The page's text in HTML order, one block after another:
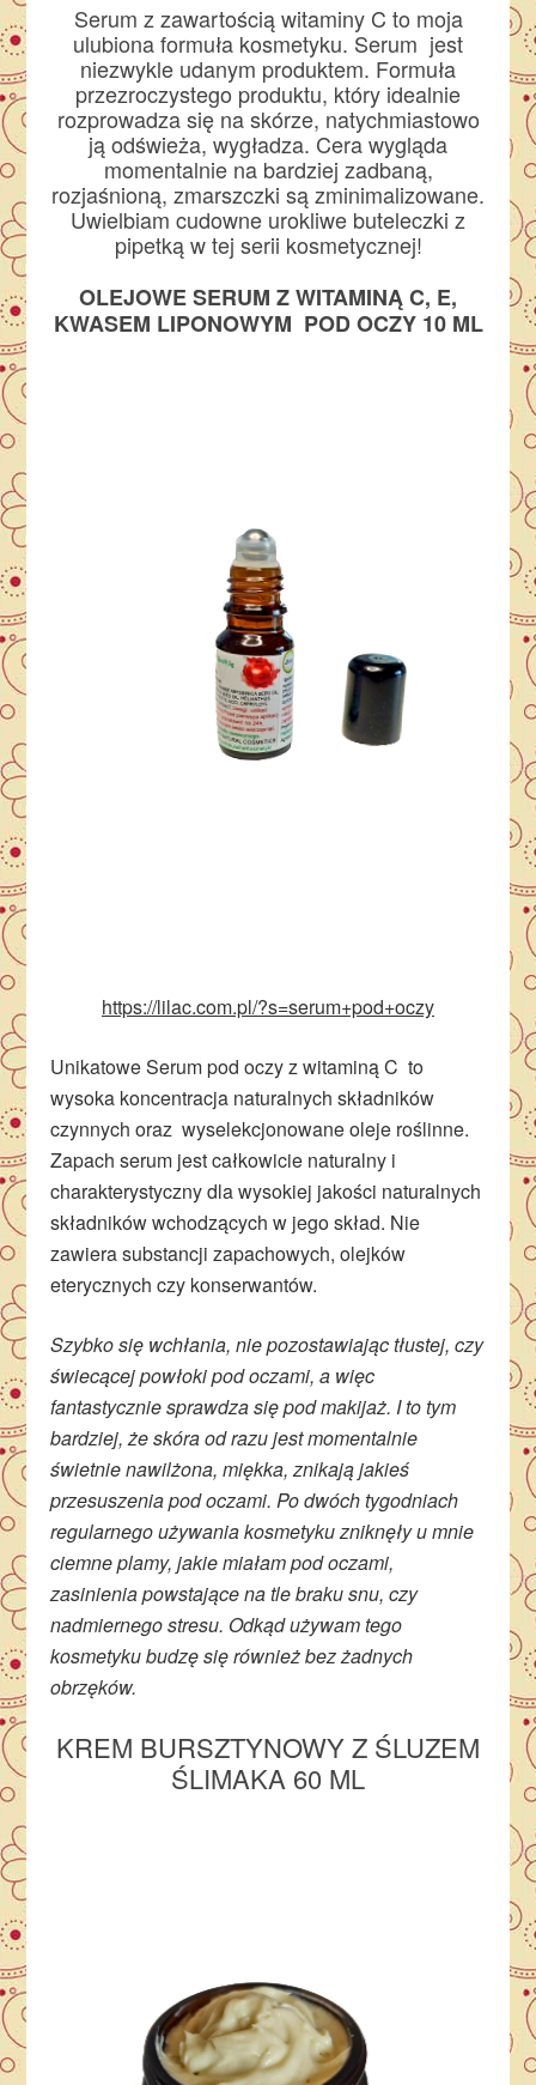
Serum z zawartością witaminy C to moja
ulubiona formuła kosmetyku. Serum jest
niezwykle udanym produktem. Formuła
przezroczystego produktu, który idealnie
rozprowadza się na skórze, natychmiastowo
ją odświeża, wygładza. Cera wygląda
momentalnie na bardziej zadbaną,
rozjaśnioną, zmarszczki są zminimalizowane.
Uwielbiam cudowne urokliwe buteleczki z
pipetką w tej serii kosmetycznej!
OLEJOWE SERUM Z WITAMINĄ C, E,
KWASEM LIPONOWYM POD OCZY 10 ML
https://lilac.com.pl/?s=serum+pod+oczy
Unikatowe Serum pod oczy z witaminą C to
wysoka koncentracja naturalnych składników
czynnych oraz wyselekcjonowane oleje roślinne.
Zapach serum jest całkowicie naturalny i
charakterystyczny dla wysokiej jakości naturalnych
składników wchodzących w jego skład. Nie
zawiera substancji zapachowych, olejków
eterycznych czy konserwantów.
Szybko się wchłania, nie pozostawiając tłustej, czy
świecącej powłoki pod oczami, a więc
fantastycznie sprawdza się pod makijaż. I to tym
bardziej, że skóra od razu jest momentalnie
świetnie nawilżona, miękka, znikają jakieś
przesuszenia pod oczami. Po dwóch tygodniach
regularnego używania kosmetyku zniknęły u mnie
ciemne plamy, jakie miałam pod oczami,
zasinienia powstające na tle braku snu, czy
nadmiernego stresu. Odkąd używam tego
kosmetyku budzę się również bez żadnych
obrzęków.
KREM BURSZTYNOWY Z ŚLUZEM
ŚLIMAKA 60 ML